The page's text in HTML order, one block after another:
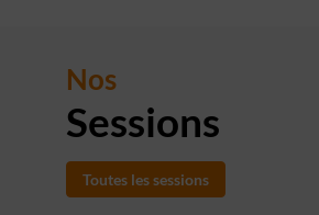
Nos
Sessions
Toutes les sessions